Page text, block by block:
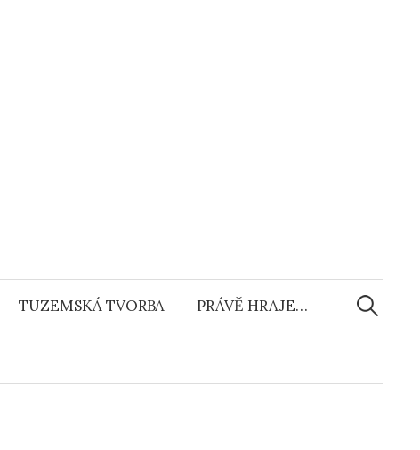
TUZEMSKÁ TVORBA PRÁVĚ HRAJE…